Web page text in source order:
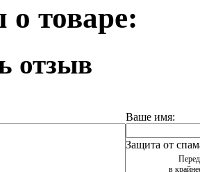
товаре:
отзыв
Ваше имя:
Защита от
в